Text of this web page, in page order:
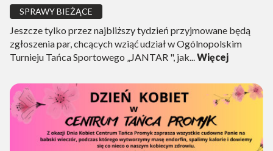
SPRAWY BIEŻĄCE
Jeszcze tylko przez najbliższy tydzień przyjmowane będą
zgłoszenia par, chcących wziąć udział w Ogólnopolskim
Turnieju Tańca Sportowego „JANTAR ", jak... Więcej